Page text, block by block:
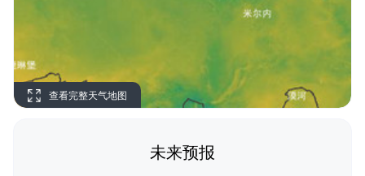
查看完整天气地图
未来预报